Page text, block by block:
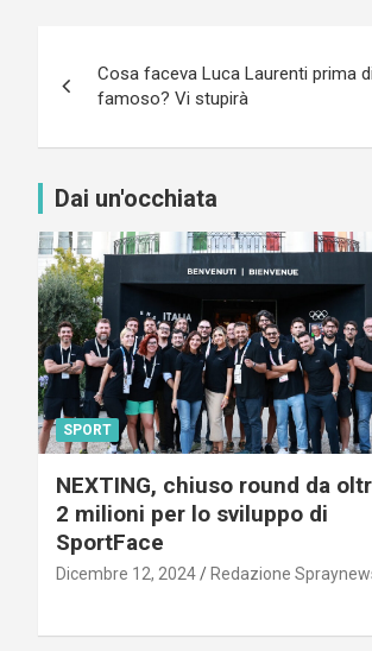
articoli
Cosa faceva Luca Laurenti prima
famoso? Vi stupirà
Dai un'occhiata
SPORT
NEXTING, chiuso round da
2 milioni per lo sviluppo di
SportFace
Dicembre 12, 2024 Redazione